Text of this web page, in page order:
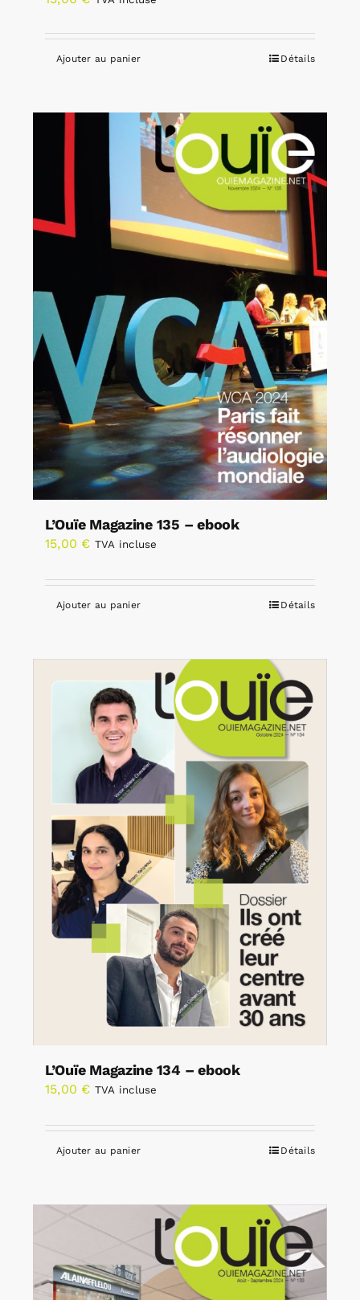
Ajouter au panier Détails
L’Ouïe Magazine 135 – ebook
15,00 € TVA incluse
Ajouter au panier Détails
L’Ouïe Magazine 134 – ebook
15,00 € TVA incluse
Ajouter au panier Détails